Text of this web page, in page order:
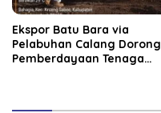
‎Ekspor Batu Bara via
Pelabuhan Calang Dorong
Pemberdayaan Tenaga